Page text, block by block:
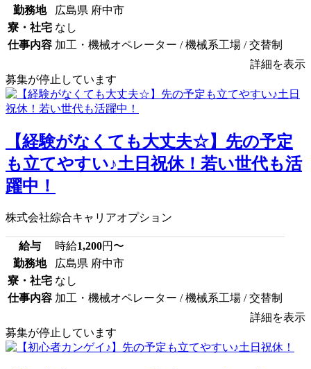
勤務地
広島県 府中市
寮・社宅 なし
仕事内容 加工・機械オペレーター / 機械系工場 / 交替制
詳細を表示
募集が停止しています
【経験がなくても大丈夫☆】先の予定
も立てやすい♪土日祝休！若い世代も活
躍中！
株式会社綜合キャリアオプション
給与 時給1,200円〜
勤務地
広島県 府中市
寮・社宅 なし
仕事内容 加工・機械オペレーター / 機械系工場 / 交替制
詳細を表示
募集が停止しています